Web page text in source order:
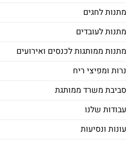
מתנות לחגים
מתנות לעובדים
מתנות ממותגות לכנסים ואירועים
נרות ומפיצי ריח
סביבת משרד ממותגת
עבודות שלנו
עונות ונסיעות